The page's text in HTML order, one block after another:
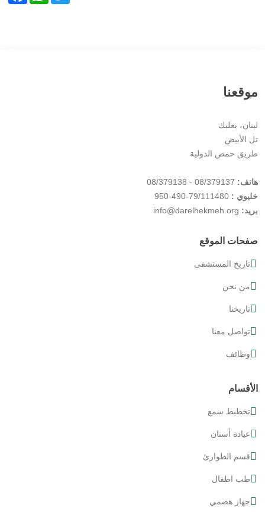
موقعنا
لبنان، بعلبك
تل الأبيض
طريق حمص الدولية
هاتف:
خليوي :
بريد:
صفحات الموقع
تاريخ المستشفى
من نحن
تاريخنا
تواصل معنا
وظائف
الأقسام
تخطيط سمع
عيادة أسنان
قسم الطوارئ
طب اطفال
جهاز هضمي